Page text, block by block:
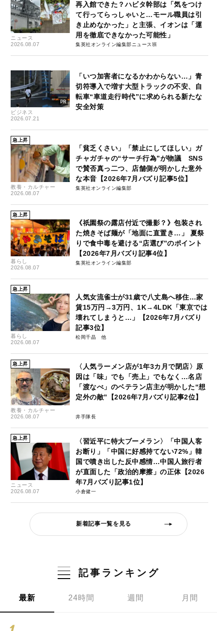
ニュース
2026.08.07
再入館できた？ハビタ幹部は「気をつけ
て行ってらっしゃいと…モール職員は引
き止めなかった」と主張、イオンは「運
用を徹底できなかった可能性」
集英社オンライン編集部ニュース班
ビジネス
2026.07.21
「いつ加害者になるかわからない…」青
切符導入で増す大型トラックの不安、自
転車“車道走行時代”に求められる新たな
安全対策
急上昇
教養・カルチャー
2026.08.07
「貧乏くさい」「禁止にしてほしい」ガ
チャガチャの“サーチ行為”が物議 SNS
で賛否真っ二つ、店舗側が明かした意外
な本音【2026年7月バズり記事5位】
集英社オンライン編集部
急上昇
暮らし
2026.08.07
《祇園祭の露店付近で撮影？》包装され
た焼きそば麺が「地面に直置き…」 夏祭
りで食中毒を避ける“店選び”のポイント
【2026年7月バズり記事4位】
集英社オンライン編集部
急上昇
暮らし
2026.08.07
人気女流雀士が31歳で八丈島へ移住…家
賃15万円→3万円、1K→4LDK「東京では
壊れてしまうと…」【2026年7月バズり
記事3位】
松岡千晶
急上昇
教養・カルチャー
2026.08.07
〈人気ラーメン店が1年3カ月で閉店〉原
因は「味」でも「売上」でもなく…名店
「渡なべ」のベテラン店主が明かした“想
定外の敵”【2026年7月バズり記事2位】
井手隊長
急上昇
ニュース
2026.08.07
〈習近平に特大ブーメラン〉「中国人客
お断り」「中国に好感持てない72%」韓
国で噴き出した反中感情…中国人旅行者
が直面した「政治的摩擦」の正体【2026
年7月バズり記事1位】
小倉健一
新着記事一覧を見る
記事ランキング
最新 24時間 週間 月間